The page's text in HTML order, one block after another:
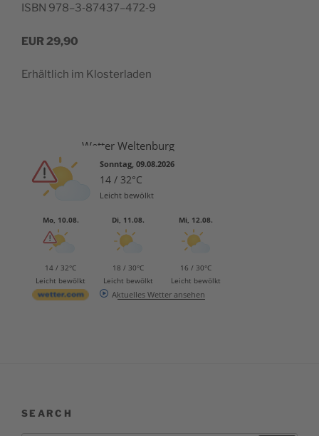
ISBN 978–3‑87437–472‑9
EUR 29,90
Erhält­lich im Klosterladen
Wetter Weltenburg
Sonntag, 09.08.2026
14 / 32°C
Leicht bewölkt
Mo, 10.08.
14 / 32°C
Leicht bewölkt
Di, 11.08.
18 / 30°C
Leicht bewölkt
Mi, 12.08.
16 / 30°C
Leicht bewölkt
Aktuelles Wetter ansehen
SEARCH